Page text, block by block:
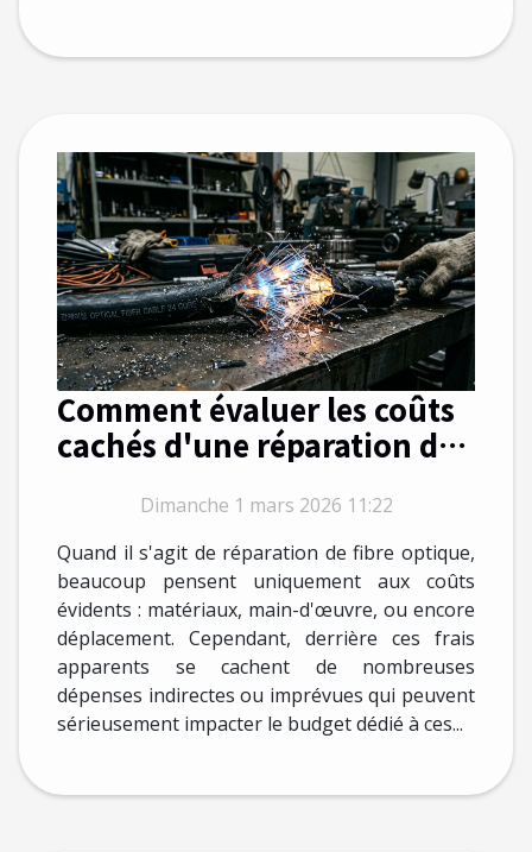
Comment évaluer les coûts
cachés d'une réparation de
Dimanche 1 mars 2026 11:22
Quand il s'agit de réparation de fibre optique,
beaucoup pensent uniquement aux coûts
évidents : matériaux, main-d'œuvre, ou encore
déplacement. Cependant, derrière ces frais
apparents se cachent de nombreuses
dépenses indirectes ou imprévues qui peuvent
sérieusement impacter le budget dédié à ces...